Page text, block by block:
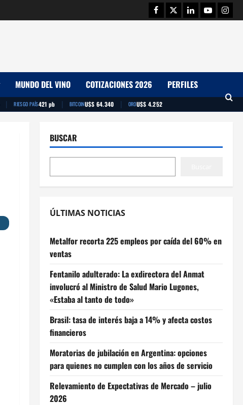
Facebook
TwitterLinkedinYoutube
MUNDO DEL VINO COTIZACIONES 2026 PERFILES
| RIESGO PAÍS421 pb | BITCOINU$S 64.340 | OROU$S 4.252
BUSCAR
ÚLTIMAS NOTICIAS
Metalfor recorta 225 empleos por caída del 60% en
ventas
Fentanilo adulterado: La exdirectora del Anmat
involucró al Ministro de Salud Mario Lugones,
«Estaba al tanto de todo»
Brasil: tasa de interés baja a 14% y afecta costos
financieros
Moratorias de jubilación en Argentina: opciones
para quienes no cumplen con los años de servicio
Relevamiento de Expectativas de Mercado – julio
2026